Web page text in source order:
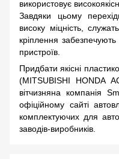
використовує
Завдяки цьому
високу міцність,
кріплення
пристроїв.
Придбати якісні
(MITSUBISHI HONDA
вітчизняна компанія
офіційному сайті
комплектуючих для
заводів-виробників.